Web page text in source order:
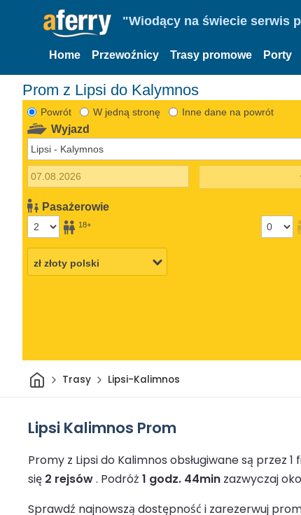
"Wiodący na świecie serwis
Home Przewoźnicy Trasy promowe Porty
Prom z Lipsi do Kalymnos
Powrót W jedną stronę Inne dane na powrót
Wyjazd
Pasażerowie
18+
DomTrasy Lipsi-Kalimnos
Lipsi Kalimnos Prom
Promy z Lipsi do Kalimnos obsługiwane są przez
się 2 rejsów. Podróż 1 godz. 44min zazwyczaj
Sprawdź najnowszą dostępność i zarezerwuj